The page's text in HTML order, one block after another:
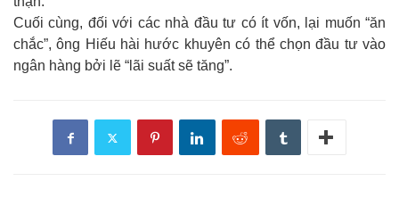
Cuối cùng, đối với các nhà đầu tư có ít vốn, lại muốn “ăn
chắc”, ông Hiếu hài hước khuyên có thể chọn đầu tư vào
ngân hàng bởi lẽ “lãi suất sẽ tăng”.